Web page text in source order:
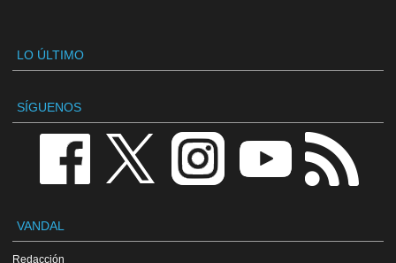
LO ÚLTIMO
SÍGUENOS
VANDAL
Redacción